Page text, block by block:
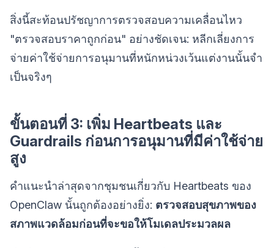
สิ่งนี้สะท้อนปรัชญาการตรวจสอบความเคลื่อนไหว
"ตรวจสอบราคาถูกก่อน" อย่างชัดเจน: หลีกเลี่ยงการ
จ่ายค่าใช้จ่ายการอนุมานที่หนักหน่วงเว้นแต่งานนั้นจำ
เป็นจริงๆ
ขั้นตอนที่ 3: เพิ่ม Heartbeats และ
Guardrails ก่อนการอนุมานที่มีค่าใช้จ่าย
สูง
คำแนะนำล่าสุดจากชุมชนเกี่ยวกับ Heartbeats ของ
OpenClaw นั้นถูกต้องอย่างยิ่ง: ตรวจสอบสุขภาพของ
สภาพแวดล้อมก่อนที่จะขอให้โมเดลประมวลผล